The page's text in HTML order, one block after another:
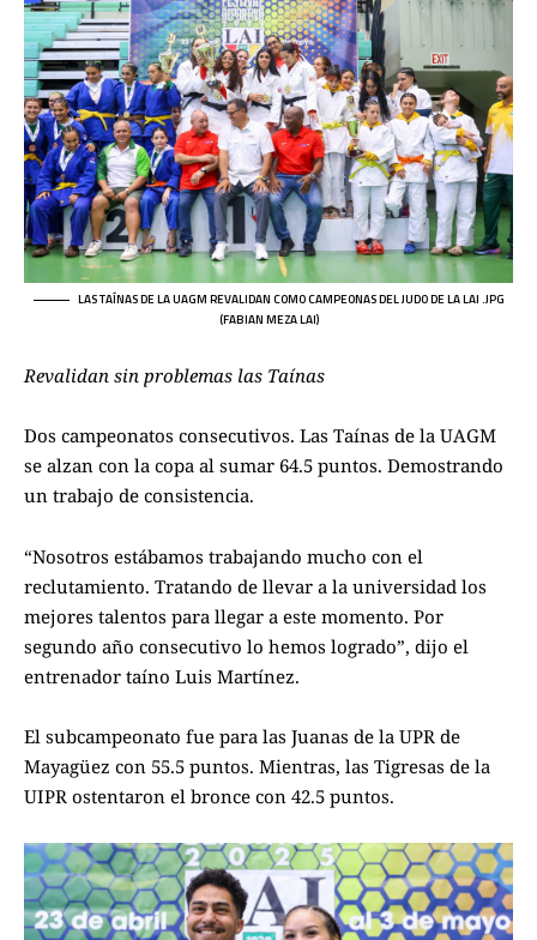
LAS TAÍNAS DE LA UAGM REVALIDAN COMO CAMPEONAS DEL JUDO DE LA LAI .JPG
(FABIAN MEZA LAI)
Revalidan sin problemas las Taínas
Dos campeonatos consecutivos. Las Taínas de la UAGM
se alzan con la copa al sumar 64.5 puntos. Demostrando
un trabajo de consistencia.
“Nosotros estábamos trabajando mucho con el
reclutamiento. Tratando de llevar a la universidad los
mejores talentos para llegar a este momento. Por
segundo año consecutivo lo hemos logrado”, dijo el
entrenador taíno Luis Martínez.
El subcampeonato fue para las Juanas de la UPR de
Mayagüez con 55.5 puntos. Mientras, las Tigresas de la
UIPR ostentaron el bronce con 42.5 puntos.